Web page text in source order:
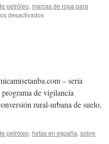
petróleo, marcas de ropa para
desactivadosen
– sería
de vigilancia
rural-urbana de suelo,
petróleo, ñetas en españa, sobre